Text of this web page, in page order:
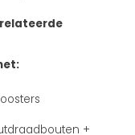
+